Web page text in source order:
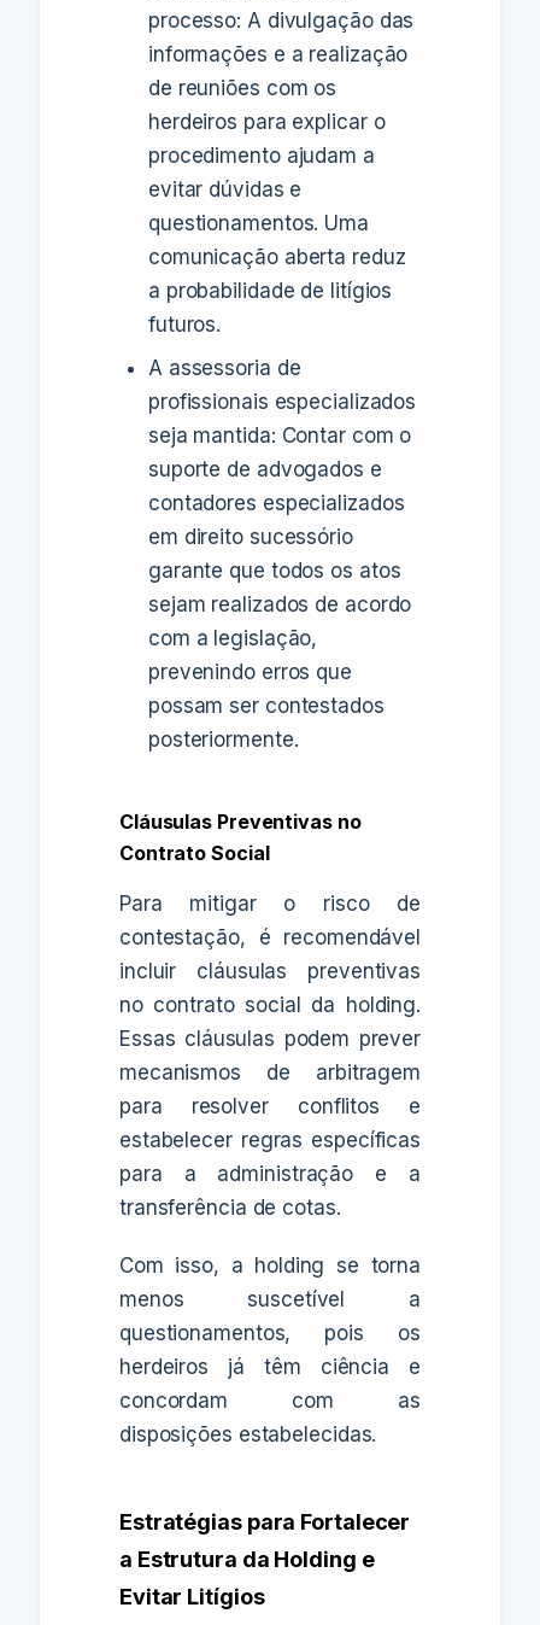
processo: A divulgação das
informações e a realização
de reuniões com os
herdeiros para explicar o
procedimento ajudam a
evitar dúvidas e
questionamentos. Uma
comunicação aberta reduz
a probabilidade de litígios
futuros.
A assessoria de
profissionais especializados
seja mantida: Contar com o
suporte de advogados e
contadores especializados
em direito sucessório
garante que todos os atos
sejam realizados de acordo
com a legislação,
prevenindo erros que
possam ser contestados
posteriormente.
Cláusulas Preventivas no
Contrato Social
Para mitigar o risco de
contestação, é recomendável
incluir cláusulas preventivas
no contrato social da holding.
Essas cláusulas podem prever
mecanismos de arbitragem
para resolver conflitos e
estabelecer regras específicas
para a administração e a
transferência de cotas.
Com isso, a holding se torna
menos suscetível a
questionamentos, pois os
herdeiros já têm ciência e
concordam com as
disposições estabelecidas.
Estratégias para Fortalecer
a Estrutura da Holding e
Evitar Litígios